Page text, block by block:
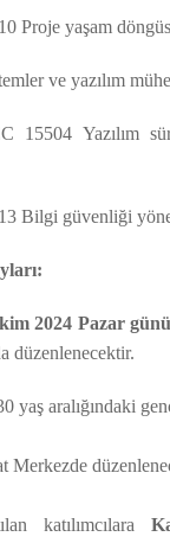
Proje yaşam
ve yazılım
Yazılım
Bilgi güvenliği
2024 Pazar
düzenlenecektir.
yaş aralığındaki
Merkezde
katılımcılara